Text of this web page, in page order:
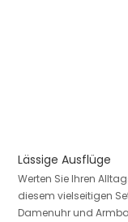
Lässige Ausflüge
Werten Sie Ihren
diesem vielseitigen
Damenuhr und